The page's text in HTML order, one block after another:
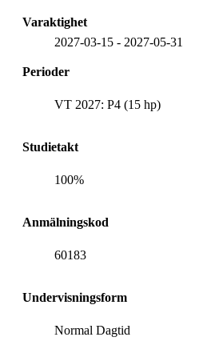
Varaktighet
2027-03-15 - 2027-05-31
Perioder
VT 2027: P4 (15 hp)
Studietakt
100%
Anmälningskod
60183
Undervisningsform
Normal Dagtid